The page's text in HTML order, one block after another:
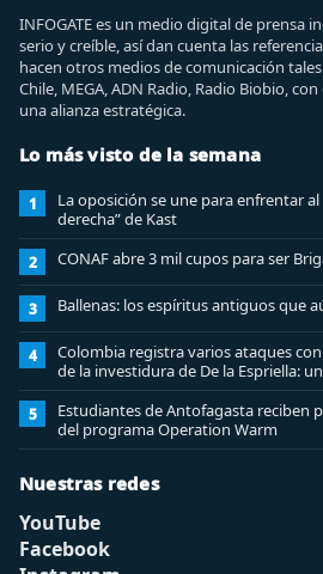
INFOGATE es un medio digital de prensa
serio y creíble, así dan cuenta las
hacen otros medios de comunicación
Chile, MEGA, ADN Radio, Radio Biobio,
una alianza estratégica.
Lo más visto de la semana
1
La oposición se une para enfrentar
derecha” de Kast
2 CONAF abre 3 mil cupos para ser
3 Ballenas: los espíritus antiguos que
4
Colombia registra varios ataques
de la investidura de De la Espriella:
5
Estudiantes de Antofagasta reciben
del programa Operation Warm
Nuestras redes
YouTube
Facebook